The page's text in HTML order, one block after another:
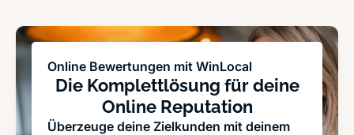
Online Bewertungen mit WinLocal
Die Komplettlösung für deine
Online Reputation
Überzeuge deine Zielkunden mit deinem